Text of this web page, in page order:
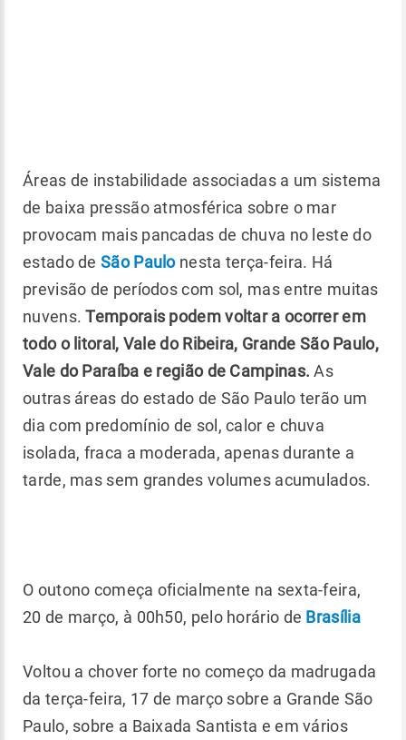
Áreas de instabilidade associadas a um sistema
de baixa pressão atmosférica sobre o mar
provocam mais pancadas de chuva no leste do
estado deSão Paulonesta terça-feira. Há
previsão de períodos com sol, mas entre muitas
nuvens.Temporais podem voltar a ocorrer em
todo o litoral, Vale do Ribeira, Grande São Paulo,
Vale do Paraíba e região de Campinas. As
outras áreas do estado de São Paulo terão um
dia com predomínio de sol, calor e chuva
isolada, fraca a moderada, apenas durante a
tarde, mas sem grandes volumes acumulados.
O outono começa oficialmente na sexta-feira,
20 de março, à 00h50, pelo horário de Brasília
Voltou a chover forte no começo da madrugada
da terça-feira, 17 de março sobre a Grande São
Paulo, sobre a Baixada Santista e em vários